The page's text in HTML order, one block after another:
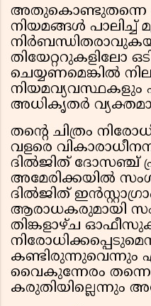
അതുകൊണ്ടുതന്നെ
നിയമങ്ങൾ പാലിച്ച്
തിയേറ്ററുകളിലോ
ചെയ്യണമെങ്കിൽ
നിയമവ്യവസ്ഥകളും
അധികൃതർ
തന്റെ ചിത്രം
വളരെ
ദിൽജിത് ദോസഞ്ച്
അമേരിക്കയിൽ
ദിൽജിത്
ആരാധകരുമായി
തിങ്കളാഴ്ച
കണ്ടിരുന്നുവെന്നും
വൈകുന്നേരം
കരുതിയില്ലെന്നും